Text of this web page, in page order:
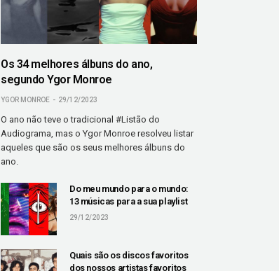
Os 34 melhores álbuns do ano,
segundo Ygor Monroe
YGOR MONROE 29/12/2023
O ano não teve o tradicional #Listão do
Audiograma, mas o Ygor Monroe resolveu listar
aqueles que são os seus melhores álbuns do
ano.
Do meu mundo para o mundo:
13 músicas para a sua playlist
29/12/2023
Quais são os discos favoritos
dos nossos artistas favoritos